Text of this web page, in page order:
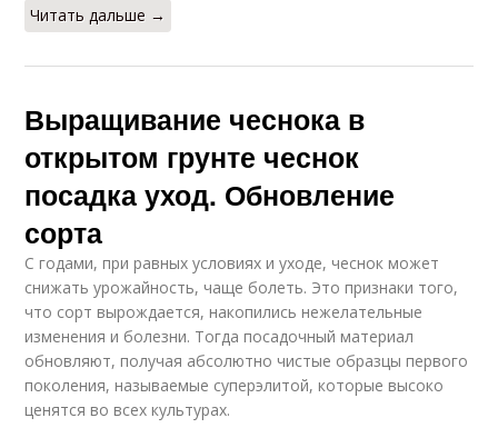
Читать дальше →
Выращивание чеснока в
открытом грунте чеснок
посадка уход. Обновление
сорта
С годами, при равных условиях и уходе, чеснок может
снижать урожайность, чаще болеть. Это признаки того,
что сорт вырождается, накопились нежелательные
изменения и болезни. Тогда посадочный материал
обновляют, получая абсолютно чистые образцы первого
поколения, называемые суперэлитой, которые высоко
ценятся во всех культурах.